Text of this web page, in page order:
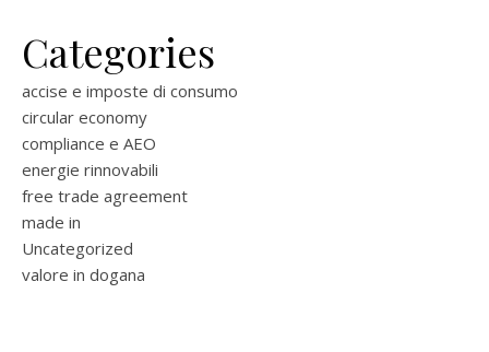
Categories
accise e imposte di consumo
circular economy
compliance e AEO
energie rinnovabili
free trade agreement
made in
Uncategorized
valore in dogana